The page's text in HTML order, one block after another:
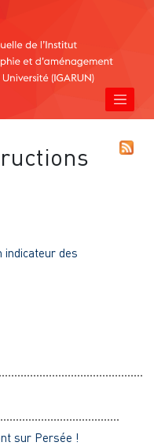
indicateur des
sur Persée !